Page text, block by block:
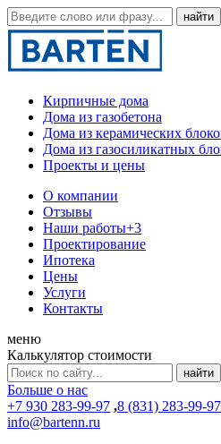
Кирпичные дома
Дома из газобетона
Дома из керамических
Дома из газосиликатных
Проекты и цены
О компании
Отзывы
Наши работы+3
Проектирование
Ипотека
Цены
Услуги
Контакты
меню
Калькулятор стоимости
Больше о нас
+7 930 283-99-97 ,8 (831) 283-99-97
info@bartenn.ru